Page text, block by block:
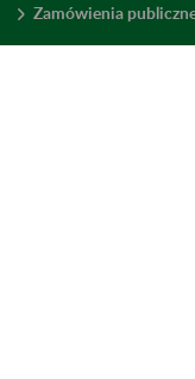
Zamówienia